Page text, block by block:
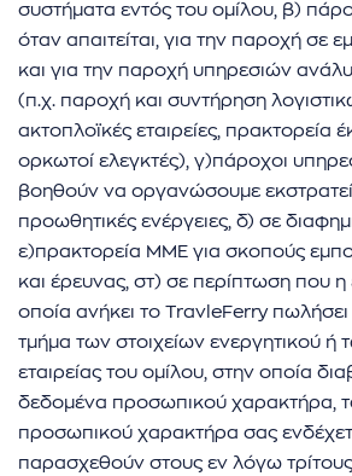
συστήματα εντός του ομίλου, β)
όταν απαιτείται, για την παροχή σε
και για την παροχή υπηρεσιών
(π.χ. παροχή και συντήρηση
ακτοπλοϊκές εταιρείες, πρακτορεία
ορκωτοί ελεγκτές), γ)πάροχοι
βοηθούν να οργανώσουμε
προωθητικές ενέργειες, δ) σε
ε)πρακτορεία ΜΜΕ για σκοπούς
και έρευνας, στ) σε περίπτωση που η
οποία ανήκει το TravleFerry πωλήσει
τμήμα των στοιχείων ενεργητικού ή
εταιρείας του ομίλου, στην οποία
δεδομένα προσωπικού χαρακτήρα,
προσωπικού χαρακτήρα σας
παρασχεθούν στους εν λόγω